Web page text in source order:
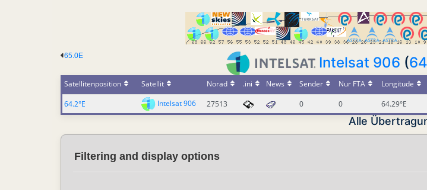
65.0E Intelsat 906 (
Satellitenposition Satellit Norad .ini News Sender Nur FTA Longitude
64.2°E
Intelsat 906 27513 0 0 64.29°E
Alle
Filtering and display options